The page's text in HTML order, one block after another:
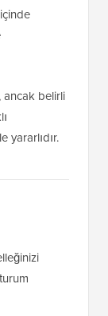
ancak belirli
yararlıdır.